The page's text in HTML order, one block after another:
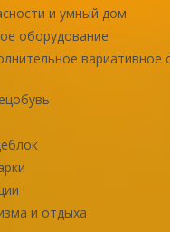
и умный дом
оборудование
вариативное
и отдыха